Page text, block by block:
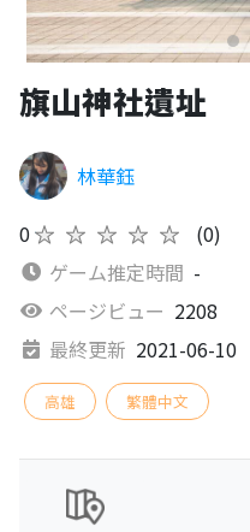
旗山神社遺址
林華鈺
0★★★★★
(0)
ゲーム推定時間 -
ページビュー 2208
最終更新 2021-06-10
高雄 繁體中文